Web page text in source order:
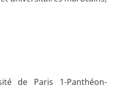
de Paris 1-Panthéon-